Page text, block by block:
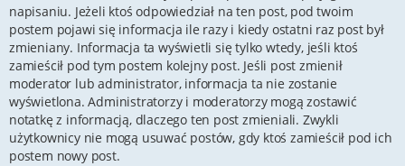
napisaniu. Jeżeli ktoś odpowiedział na ten post, pod twoim
postem pojawi się informacja ile razy i kiedy ostatni raz post był
zmieniany. Informacja ta wyświetli się tylko wtedy, jeśli ktoś
zamieścił pod tym postem kolejny post. Jeśli post zmienił
moderator lub administrator, informacja ta nie zostanie
wyświetlona. Administratorzy i moderatorzy mogą zostawić
notatkę z informacją, dlaczego ten post zmieniali. Zwykli
użytkownicy nie mogą usuwać postów, gdy ktoś zamieścił pod ich
postem nowy post.